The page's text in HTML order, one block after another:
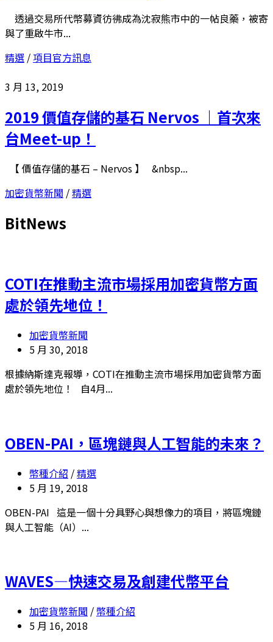
透過交易所代幣募資彷彿成為沈寂熊市中的一帖良藥，被寄
與了重啟牛市...
精選 /項目官方訊息
3 月 13, 2019
2019 價值存儲的基石 Nervos ｜首次來
台Meet-up！
【 價值存儲的基石 – Nervos 】 &nbsp...
加密貨幣新聞 /精選
BitNews
COTI在推動主流市場採用加密貨幣方面
處於領先地位！
加密貨幣新聞
5 月 30, 2018
根據納斯達克報導，COTI在推動主流市場採用加密貨幣方面
處於領先地位！ 自4月...
OBEN-PAI，區塊鏈與人工智能的未來？
幣種介紹 /精選
5 月 19, 2018
OBEN-PAI 這是一個十分具野心與想像力的項目，將區塊鏈
與人工智能（AI）...
WAVES—快速交易及創建代幣平台
加密貨幣新聞 / 幣種介紹
5 月 16, 2018